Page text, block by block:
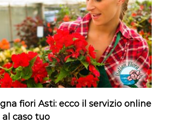
fiori Asti: ecco il servizio online
caso tuo